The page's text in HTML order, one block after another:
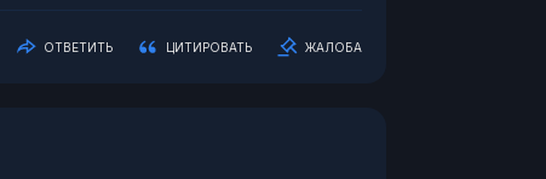
ОТВЕТИТЬ ЦИТИРОВАТЬ ЖАЛОБА